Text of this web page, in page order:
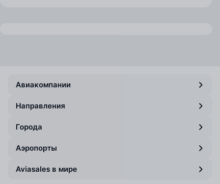
Авиакомпании
Направления
Города
Аэропорты
Aviasales в мире